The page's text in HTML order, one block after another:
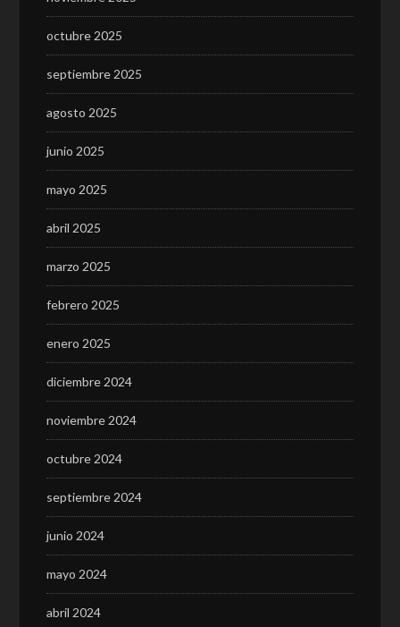
octubre 2025
septiembre 2025
agosto 2025
junio 2025
mayo 2025
abril 2025
marzo 2025
febrero 2025
enero 2025
diciembre 2024
noviembre 2024
octubre 2024
septiembre 2024
junio 2024
mayo 2024
abril 2024